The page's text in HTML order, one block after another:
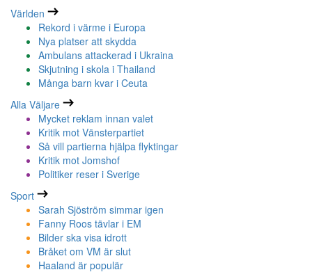
Världen
Rekord i värme i Europa
Nya platser att skydda
Ambulans attackerad i Ukraina
Skjutning i skola i Thailand
Många barn kvar i Ceuta
Alla Väljare
Mycket reklam innan valet
Kritik mot Vänsterpartiet
Så vill partierna hjälpa flyktingar
Kritik mot Jomshof
Politiker reser i Sverige
Sport
Sarah Sjöström simmar igen
Fanny Roos tävlar i EM
Bilder ska visa idrott
Bråket om VM är slut
Haaland är populär